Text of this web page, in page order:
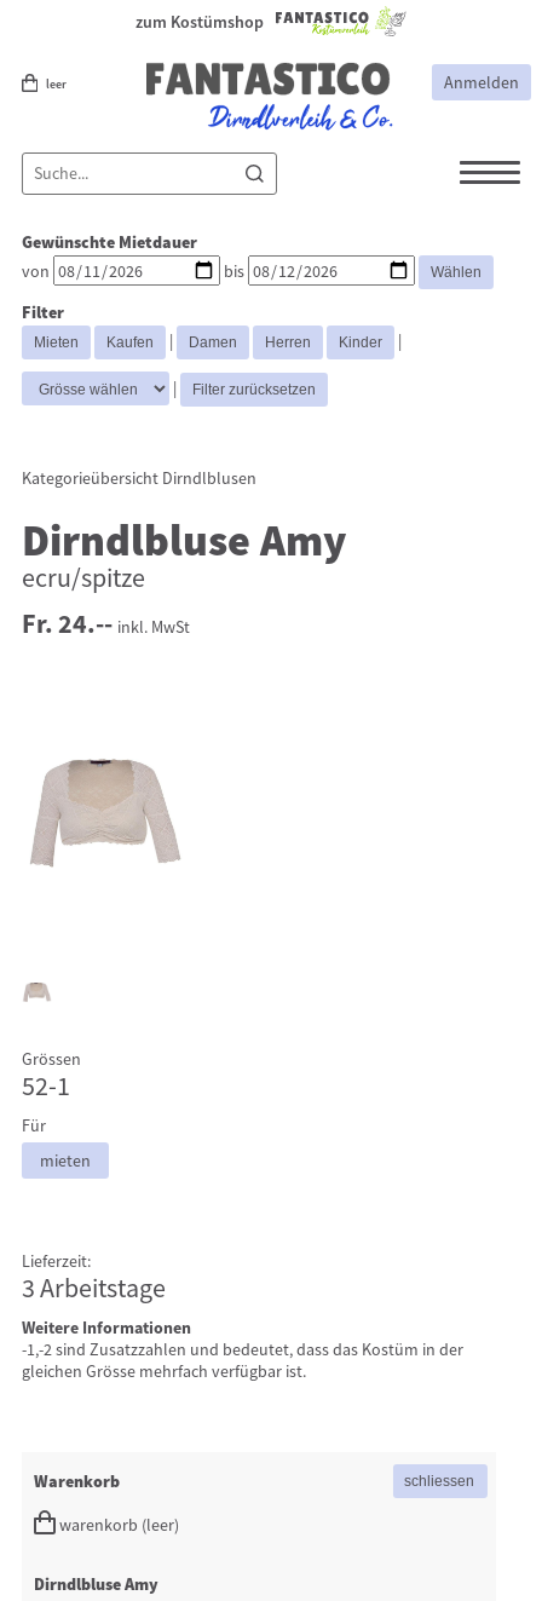
zum Kostümshop
leer Anmelden
Dirndl
Lederhosen Zubehör
Lederhosen
Kostüme
Dirndljacke
Dirndlblusen
Trachtenmieder & Blusen
Gewünschte Mietdauer
von bis
Filter
| |
|
Kategorieübersicht Dirndlblusen
Dirndlbluse Amy
ecru/spitze
Fr. 24.-- inkl. MwSt
Grössen
52-1
Für
mieten
Lieferzeit:
3 Arbeitstage
Weitere Informationen
-1,-2 sind Zusatzzahlen und bedeutet, dass das Kostüm in der
gleichen Grösse mehrfach verfügbar ist.
Warenkorb
warenkorb (leer)
Dirndlbluse Amy